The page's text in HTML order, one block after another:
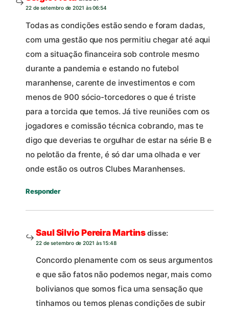
22 de setembro de 2021 às 06:54
Todas as condições estão sendo e foram dadas,
com uma gestão que nos permitiu chegar até aqui
com a situação financeira sob controle mesmo
durante a pandemia e estando no futebol
maranhense, carente de investimentos e com
menos de 900 sócio-torcedores o que é triste
para a torcida que temos. Já tive reuniões com os
jogadores e comissão técnica cobrando, mas te
digo que deverias te orgulhar de estar na série B e
no pelotão da frente, é só dar uma olhada e ver
onde estão os outros Clubes Maranhenses.
Responder
Saul Silvio Pereira Martinsdisse:
22 de setembro de 2021 às 15:48
Concordo plenamente com os seus argumentos
e que são fatos não podemos negar, mais como
bolivianos que somos fica uma sensação que
tinhamos ou temos plenas condições de subir